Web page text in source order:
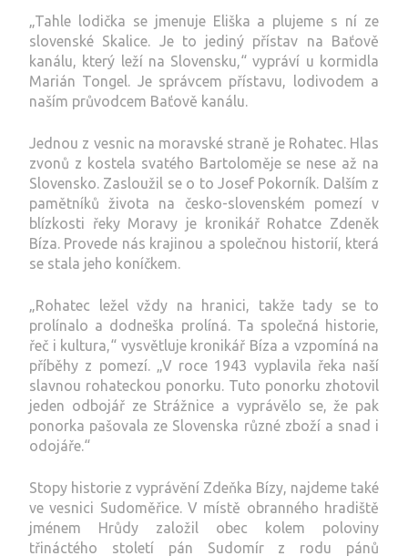
„Tahle lodička se jmenuje Eliška a plujeme s ní ze
slovenské Skalice. Je to jediný přístav na Baťově
kanálu, který leží na Slovensku,“ vypráví u kormidla
Marián Tongel. Je správcem přístavu, lodivodem a
naším průvodcem Baťově kanálu.
Jednou z vesnic na moravské straně je Rohatec. Hlas
zvonů z kostela svatého Bartoloměje se nese až na
Slovensko. Zasloužil se o to Josef Pokorník. Dalším z
pamětníků života na česko-slovenském pomezí v
blízkosti řeky Moravy je kronikář Rohatce Zdeněk
Bíza. Provede nás krajinou a společnou historií, která
se stala jeho koníčkem.
„Rohatec ležel vždy na hranici, takže tady se to
prolínalo a dodneška prolíná. Ta společná historie,
řeč i kultura,“ vysvětluje kronikář Bíza a vzpomíná na
příběhy z pomezí. „V roce 1943 vyplavila řeka naší
slavnou rohateckou ponorku. Tuto ponorku zhotovil
jeden odbojář ze Strážnice a vyprávělo se, že pak
ponorka pašovala ze Slovenska různé zboží a snad i
odojáře.“
Stopy historie z vyprávění Zdeňka Bízy, najdeme také
ve vesnici Sudoměřice. V místě obranného hradiště
jménem Hrůdy založil obec kolem poloviny
třináctého století pán Sudomír z rodu pánů